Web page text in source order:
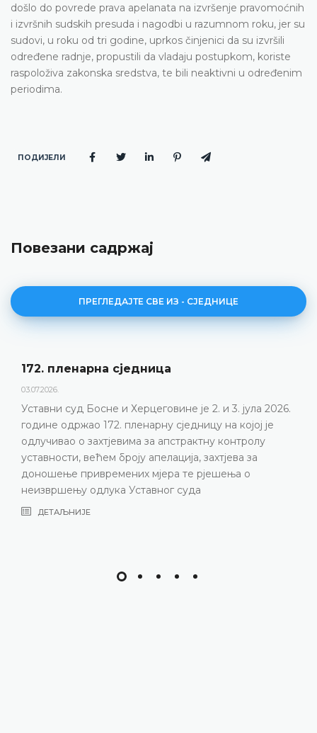
došlo do povrede prava apelanata na izvršenje pravomoćnih
i izvršnih sudskih presuda i nagodbi u razumnom roku, jer su
sudovi, u roku od tri godine, uprkos činjenici da su izvršili
određene radnje, propustili da vladaju postupkom, koriste
raspoloživa zakonska sredstva, te bili neaktivni u određenim
periodima.
ПОДИЈЕЛИ
Повезани садржај
ПРЕГЛЕДАЈТЕ СВЕ ИЗ - СЈЕДНИЦЕ
172. пленарна сједницa
03.07.2026.
Уставни суд Босне и Херцеговине је 2. и 3. јула 2026.
године одржао 172. пленарну сједницу на којој је
одлучивао о захтјевима за апстрактну контролу
уставности, већем броју апелација, захтјева за
доношење привремених мјера те рјешења о
неизвршењу одлука Уставног суда
ДЕТАЉНИЈЕ